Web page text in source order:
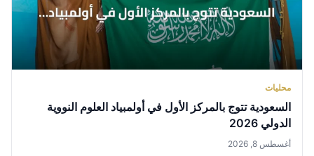
محليات
السعودية تتوج بالمركز الأول في أولمبياد العلوم النووية
الدولي 2026
أغسطس 8, 2026